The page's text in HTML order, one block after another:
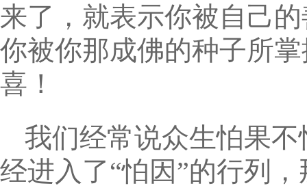
来了，就表示你被自己
你被你那成佛的种子所
喜！
我们经常说众生怕果
经进入了“怕因”的行列